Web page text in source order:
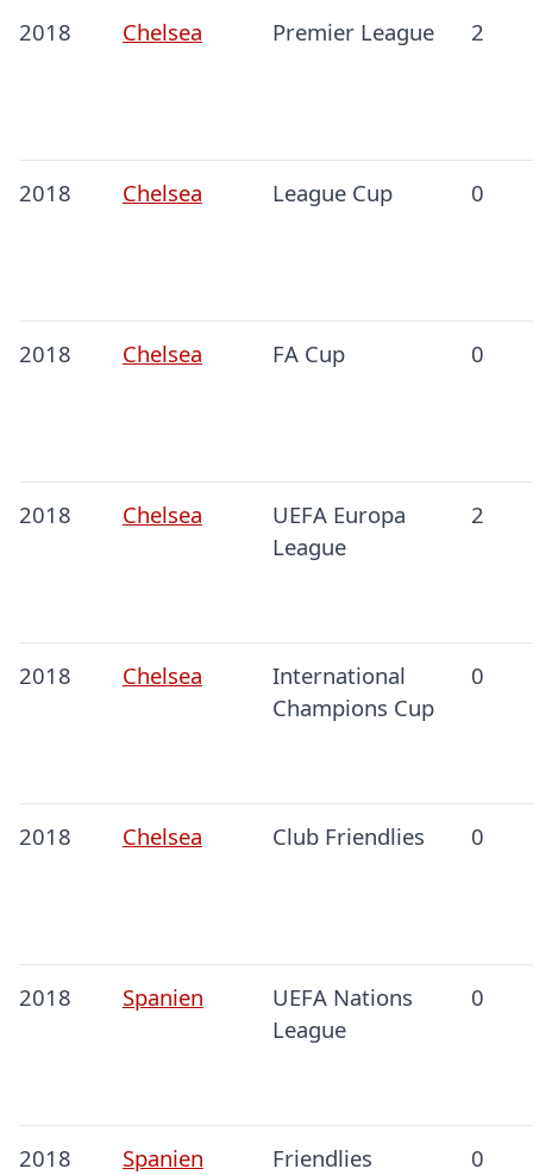
2018 Chelsea Premier League 2
2018 Chelsea League Cup 0
2018 Chelsea FA Cup 0
2018 Chelsea
UEFA Europa
League
2
2018 Chelsea
International
Champions Cup
0
2018 Chelsea Club Friendlies 0
2018 Spanien
UEFA Nations
League
0
2018 Spanien Friendlies 0